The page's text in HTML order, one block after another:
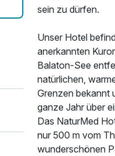
sein zu dürfen.
Unser Hotel
anerkannten
Balaton-See
natürlichen,
Grenzen bekannt
ganze Jahr über
Das NaturMed
nur 500 m vom
wunderschönen